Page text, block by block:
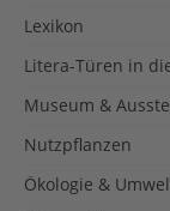
Lexikon
Litera-Türen in
Museum &
Nutzpflanzen
Ökologie &